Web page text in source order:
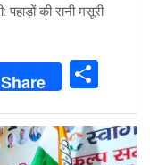
की रानी मसूरी
Share
ar